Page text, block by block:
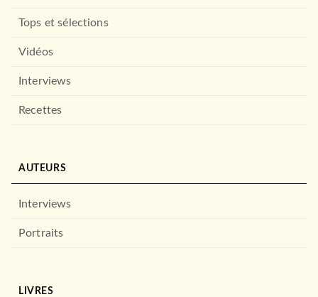
Tops et sélections
Vidéos
Interviews
Recettes
AUTEURS
Interviews
Portraits
LIVRES